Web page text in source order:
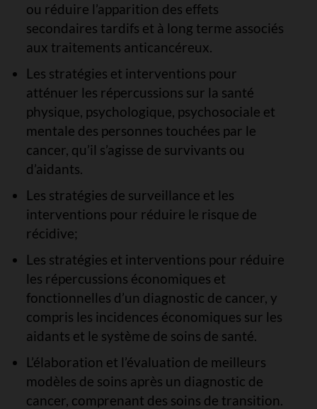
ou réduire l’apparition des effets
secondaires tardifs et à long terme associés
aux traitements anticancéreux.
Les stratégies et interventions pour
atténuer les répercussions sur la santé
physique, psychologique, psychosociale et
mentale des personnes touchées par le
cancer, qu’il s’agisse de survivants ou
d’aidants.
Les stratégies de surveillance et les
interventions pour réduire le risque de
récidive;
Les stratégies et interventions pour réduire
les répercussions économiques et
fonctionnelles d’un diagnostic de cancer, y
compris les incidences économiques sur les
aidants et le système de soins de santé.
L’élaboration et l’évaluation de meilleurs
modèles de soins après un diagnostic de
cancer, comprenant des soins de transition.